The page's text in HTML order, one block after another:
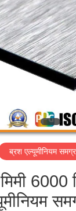
ब्रश एल्यूमीनियम
6000